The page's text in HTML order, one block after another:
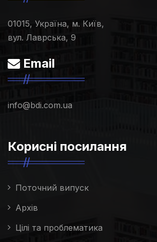
01015, Україна, м. Київ,
вул. Лаврська, 9
Email
info@bdi.com.ua
Корисні посилання
Поточний випуск
Архів
Цілі та проблематика